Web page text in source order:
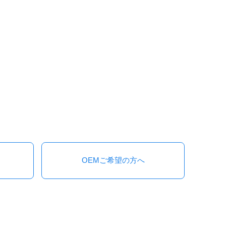
OEMご希望の方へ